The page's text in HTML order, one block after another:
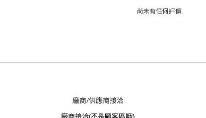
尚未有任何評價
廠商/供應商接洽